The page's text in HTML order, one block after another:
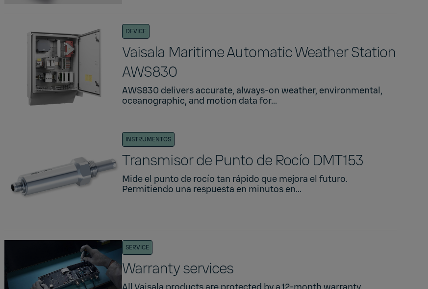
DEVICE
Vaisala Maritime Automatic Weather Station
AWS830
AWS830 delivers accurate, always‑on weather, environmental,
oceanographic, and motion data for...
INSTRUMENTOS
Transmisor de Punto de Rocío DMT153
Mide el punto de rocío tan rápido que mejora el futuro.
Permitiendo una respuesta en minutos en...
SERVICE
Warranty services